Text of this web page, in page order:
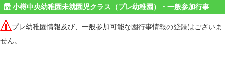
小樽中央幼稚園未就園児クラス（プレ幼稚園）・一般参加行事
プレ幼稚園情報及び、一般参加可能な園行事情報の登録はございま
せん。